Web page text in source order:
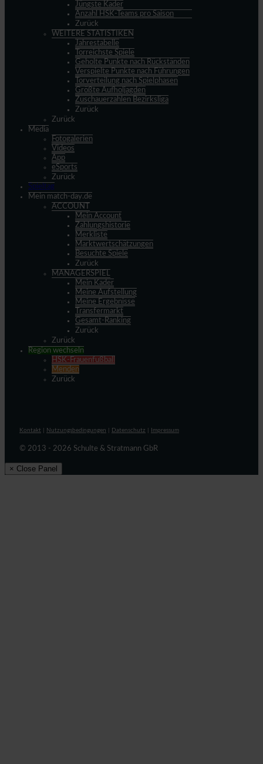
Jüngste Kader
Anzahl HSK-Teams pro Saison
Zurück
WEITERE STATISTIKEN
Jahrestabelle
Torreichste Spiele
Geholte Punkte nach Rückständen
Verspielte Punkte nach Führungen
Torverteilung nach Spielphasen
Größte Aufholjagden
Zuschauerzahlen Bezirksliga
Zurück
Zurück
Media
Fotogalerien
Videos
App
eSports
Zurück
Spieltag
Mein match-day.de
ACCOUNT
Mein Account
Zahlungshistorie
Merkliste
Marktwertschätzungen
Besuchte Spiele
Zurück
MANAGERSPIEL
Mein Kader
Meine Aufstellung
Meine Ergebnisse
Transfermarkt
Gesamt-Ranking
Zurück
Zurück
Region wechseln
HSK-Frauenfußball
Menden
Zurück
Kontakt Nutzungsbedingungen Datenschutz Impressum
© 2013 - 2026 Schulte & Stratmann GbR
× Close Panel